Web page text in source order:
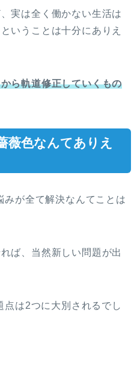
実は全く働かない生活は
いうことは十分にありえ
ら軌道修正していくもの
薇色なんてありえ
が全て解決なんてことは
ば、当然新しい問題が出
は2つに大別されるでし